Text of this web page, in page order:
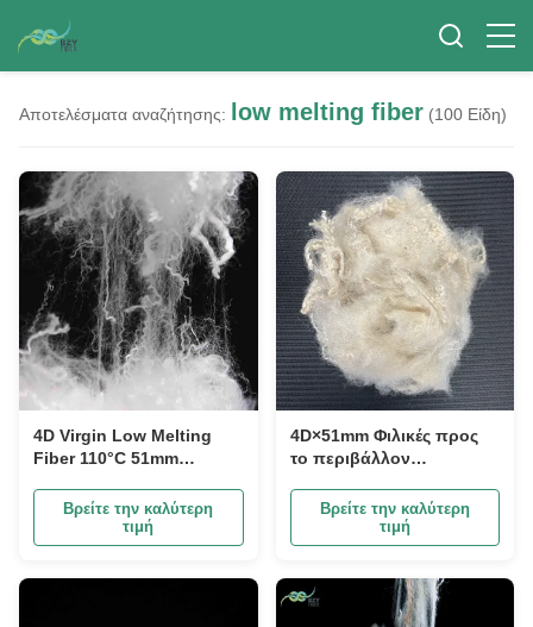
Αποτελέσματα αναζήτησης: low melting fiber (100 Είδη)
4D Virgin Low Melting
Fiber 110°C 51mm
υφασμένα στρώματα
Βρείτε την καλύτερη
τιμή
4D×51mm Φιλικές προς
το περιβάλλον
χαμηλού σημείου τήξης
για καλή συγκόλληση
στην παραγωγή
προϊόντων
Βρείτε την καλύτερη
τιμή